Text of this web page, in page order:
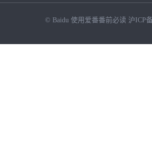
© Baidu 使用爱番番前必读 沪ICP